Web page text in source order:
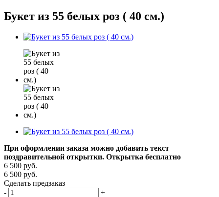
Букет из 55 белых роз ( 40 см.)
При оформлении заказа можно добавить текст
поздравительной открытки. Открытка бесплатно
6 500 руб.
6 500 руб.
Сделать предзаказ
-
+